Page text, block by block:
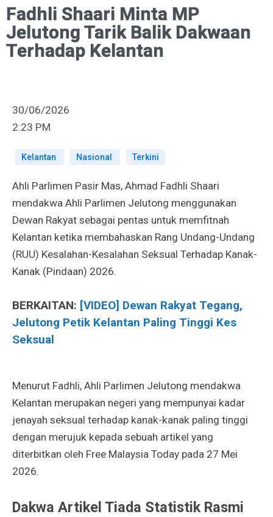
Fadhli Shaari Minta MP
Jelutong Tarik Balik Dakwaan
Terhadap Kelantan
30/06/2026
2:23 PM
Kelantan Nasional Terkini
Ahli Parlimen Pasir Mas, Ahmad Fadhli Shaari
mendakwa Ahli Parlimen Jelutong menggunakan
Dewan Rakyat sebagai pentas untuk memfitnah
Kelantan ketika membahaskan Rang Undang-Undang
(RUU) Kesalahan-Kesalahan Seksual Terhadap Kanak-
Kanak (Pindaan) 2026.
BERKAITAN: [VIDEO] Dewan Rakyat Tegang,
Jelutong Petik Kelantan Paling Tinggi Kes
Seksual
Menurut Fadhli, Ahli Parlimen Jelutong mendakwa
Kelantan merupakan negeri yang mempunyai kadar
jenayah seksual terhadap kanak-kanak paling tinggi
dengan merujuk kepada sebuah artikel yang
diterbitkan oleh Free Malaysia Today pada 27 Mei
2026.
Dakwa Artikel Tiada Statistik Rasmi